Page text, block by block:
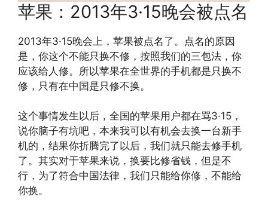
苹果：2013年3·15晚会被点名
2013年3·15晚会上，苹果被点名了。点名的原因
是，你这个不能只换不修，按照我们的三包法，你
应该给人修。所以苹果在全世界的手机都是只换不
修，只有在中国是只修不换。
这个事情发生以后，全国的苹果用户都在骂3·15，
说你脑子有坑吧，本来我可以有机会去换一台新手
机的，结果你折腾完了以后，我们就只能去修手机
了。其实对于苹果来说，换要比修省钱，但是不
行，为了符合中国法律，我们只能给你修，不能给
你换。